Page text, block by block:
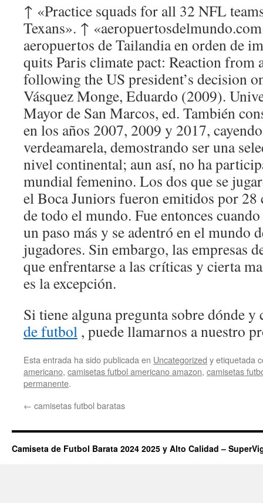
↑ «Practice squads for all 32 NFL
Texans». ↑
aeropuertos de Tailandia en orden de
quits Paris climate pact: Reaction from
following the US president’s decision
Vásquez Monge, Eduardo (2009).
Mayor de San Marcos, ed. También
en los años 2007, 2009 y 2017,
verdeamarela, demostrando ser una
nivel continental; aun así, no ha
mundial femenino. Los dos que se
el Boca Juniors fueron emitidos por 28
de todo el mundo. Fue entonces
un paso más y se adentró en el mundo
jugadores. Sin embargo, las empresas
que enfrentarse a las críticas y cierta
es la excepción.
Si tiene alguna pregunta sobre dónde
de futbol , puede llamarnos a nuestro
Esta entrada ha sido publicada en Uncategorized y etiquetada
americano, camisetas futbol americano amazon, camisetas
permanente.
← camisetas futbol baratas
Camiseta de Futbol Barata 2024 2025 y Alto Calidad –